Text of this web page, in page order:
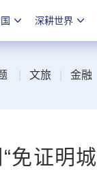
深耕世界
文旅 金融
免证明城